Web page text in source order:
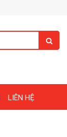
LIÊN HỆ